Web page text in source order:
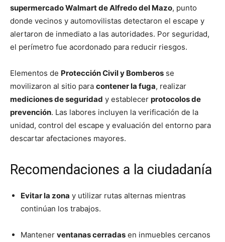
supermercado Walmart de Alfredo del Mazo, punto
donde vecinos y automovilistas detectaron el escape y
alertaron de inmediato a las autoridades. Por seguridad,
el perímetro fue acordonado para reducir riesgos.
Elementos de Protección Civil y Bomberos se
movilizaron al sitio para contener la fuga, realizar
mediciones de seguridad y establecer protocolos de
prevención. Las labores incluyen la verificación de la
unidad, control del escape y evaluación del entorno para
descartar afectaciones mayores.
Recomendaciones a la ciudadanía
Evitar la zona y utilizar rutas alternas mientras
continúan los trabajos.
Mantener ventanas cerradas en inmuebles cercanos